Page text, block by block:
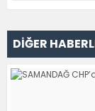
DİĞER